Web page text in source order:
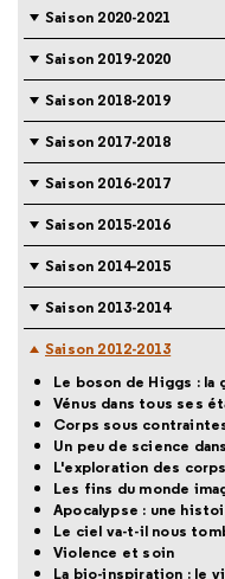
Saison 2020-2021
Saison 2019-2020
Saison 2018-2019
Saison 2017-2018
Saison 2016-2017
Saison 2015-2016
Saison 2014-2015
Saison 2013-2014
Saison 2012-2013
Le boson de Higgs :
Vénus dans tous ses
Corps sous
Un peu de science
L'exploration des
Les fins du monde
Apocalypse : une
Le ciel va-t-il nous
Violence et soin
La bio-inspiration : le